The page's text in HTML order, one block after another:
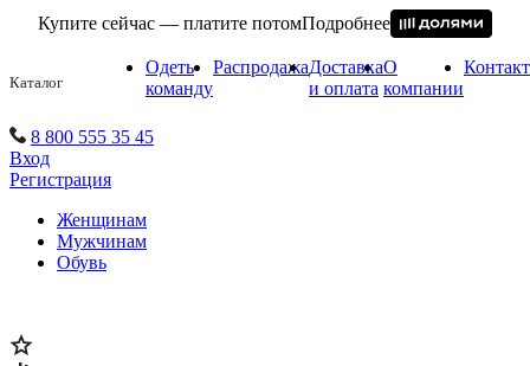
Купите сейчас — платите потомПодробнее
Каталог
Одеть
команду
РаспродажаДоставка
и оплата
О
компании
8 800 555 35 45
Вход
Регистрация
Женщинам
Мужчинам
Обувь